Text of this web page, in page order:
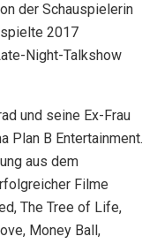
der Schauspielerin
2017
Night-Talkshow
und seine Ex-Frau
Plan B Entertainment.
aus dem
Filme
The Tree of Life,
Money Ball,